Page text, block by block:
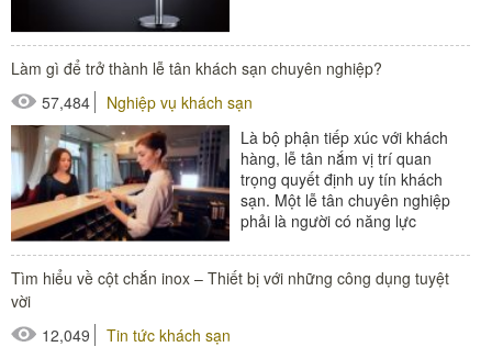
#cột chắn inox
Làm gì để trở thành lễ tân khách sạn chuyên nghiệp?
57,484
Nghiệp vụ khách sạn
Là bộ phận tiếp xúc với khách
hàng, lễ tân nắm vị trí quan
trọng quyết định uy tín khách
sạn. Một lễ tân chuyên nghiệp
phải là người có năng lực
#thiết bị sảnh - ngoại cảnh
Tìm hiểu về cột chắn inox – Thiết bị với những công dụng tuyệt
vời
12,049
Tin tức khách sạn